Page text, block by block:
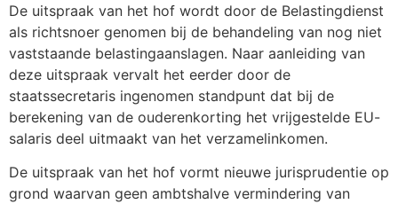
De uitspraak van het hof wordt door de Belastingdienst
als richtsnoer genomen bij de behandeling van nog niet
vaststaande belastingaanslagen. Naar aanleiding van
deze uitspraak vervalt het eerder door de
staatssecretaris ingenomen standpunt dat bij de
berekening van de ouderenkorting het vrijgestelde EU-
salaris deel uitmaakt van het verzamelinkomen.
De uitspraak van het hof vormt nieuwe jurisprudentie op
grond waarvan geen ambtshalve vermindering van